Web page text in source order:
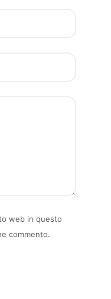
web in questo
commento.